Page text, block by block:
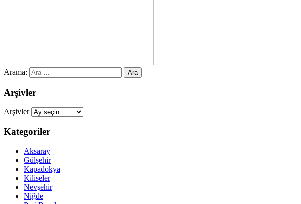
Arama:
Arşivler
Arşivler
Kategoriler
Aksaray
Gülşehir
Kapadokya
Kiliseler
Nevşehir
Niğde